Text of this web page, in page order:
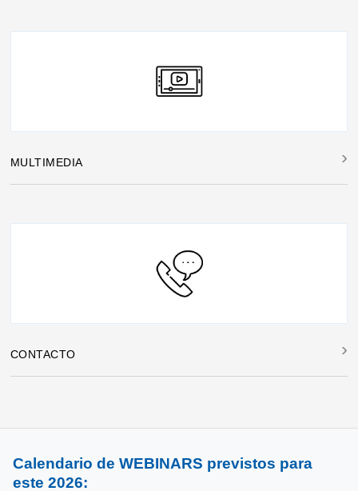
MULTIMEDIA
CONTACTO
Calendario de WEBINARS previstos para
este 2026: